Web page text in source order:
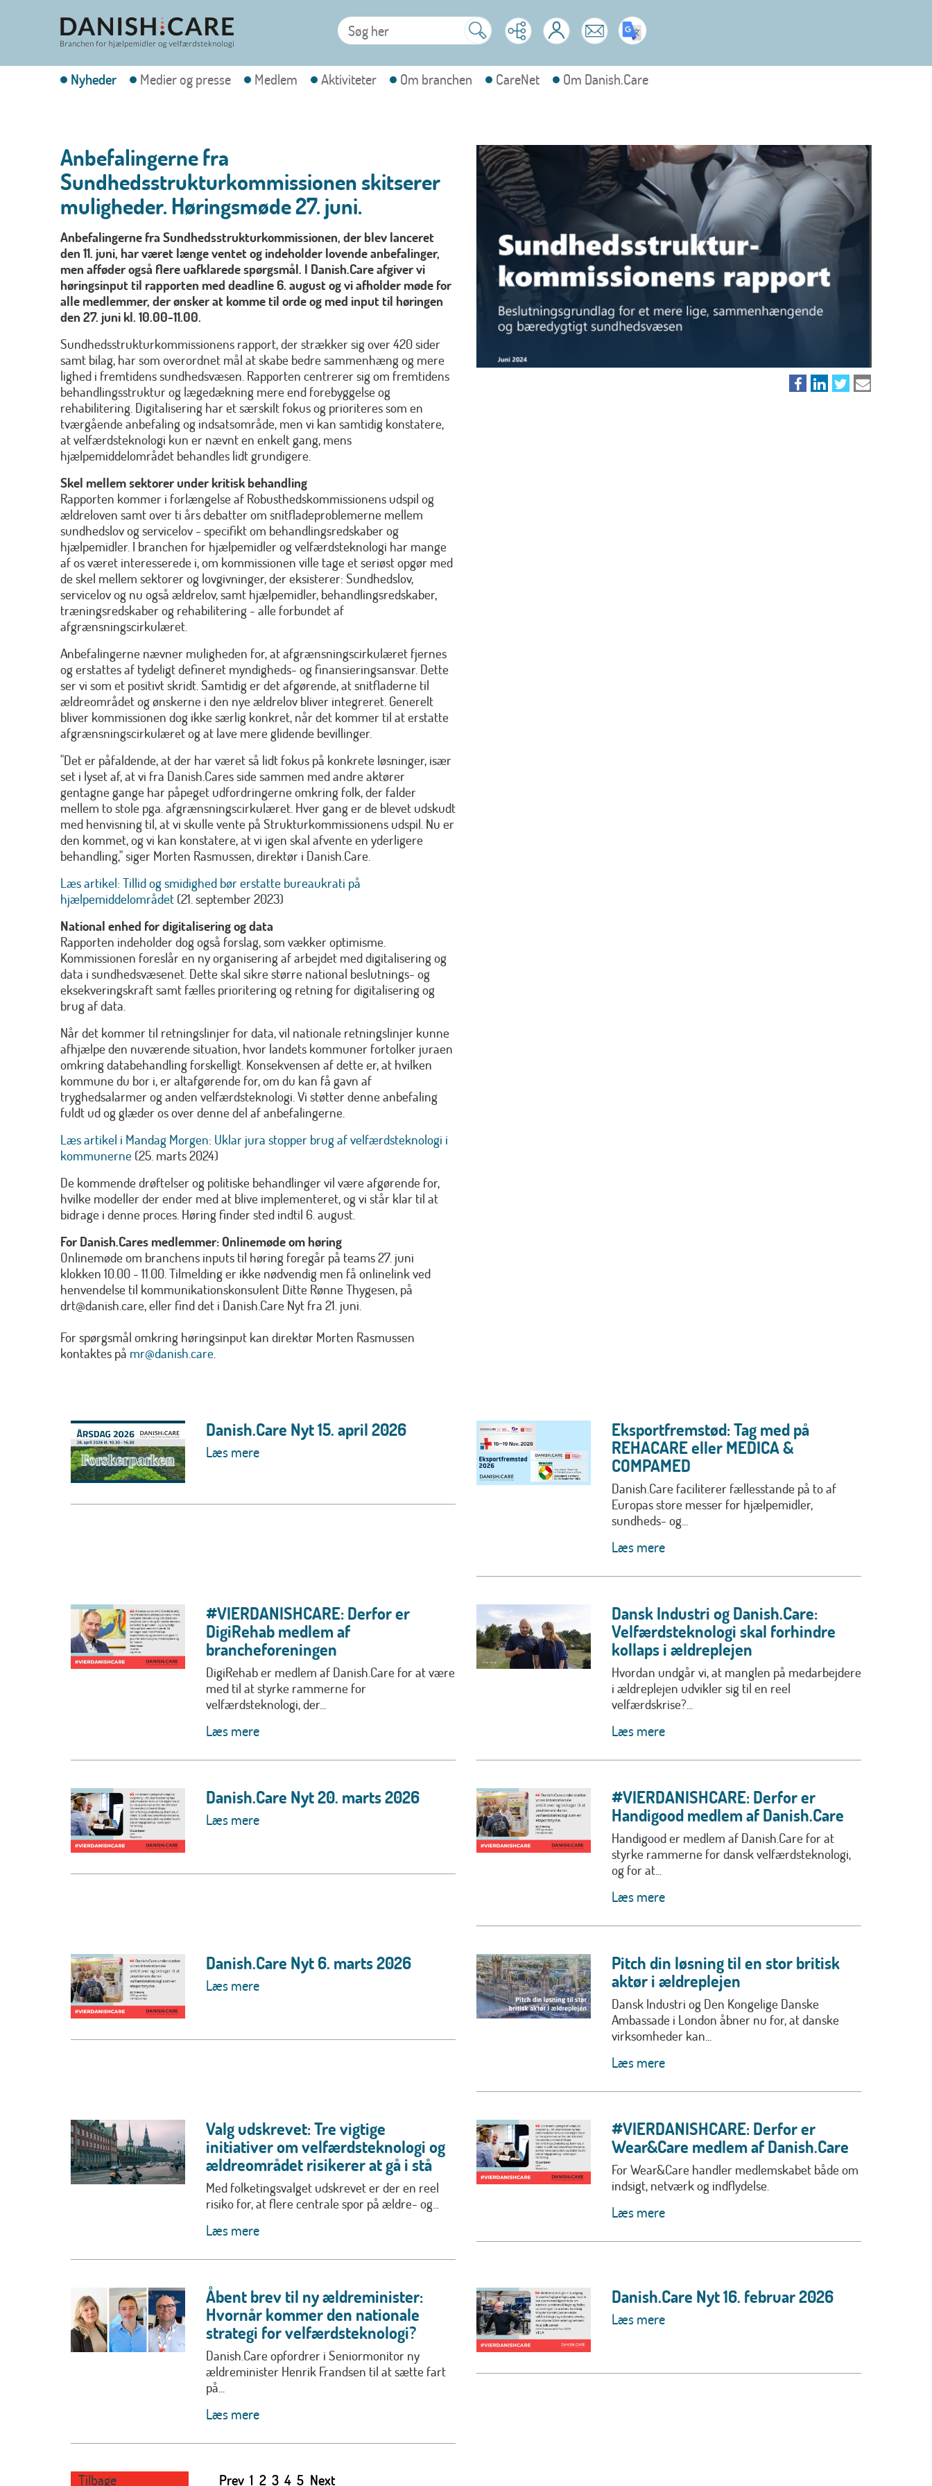
Nyheder Medier og presse Medlem Aktiviteter Om branchen CareNet Om Danish.Care
Anbefalingerne fra
Sundhedsstrukturkommissionen skitserer
muligheder. Høringsmøde 27. juni.
Anbefalingerne fra Sundhedsstrukturkommissionen, der blev lanceret
den 11. juni, har været længe ventet og indeholder lovende anbefalinger,
men afføder også flere uafklarede spørgsmål. I Danish.Care afgiver vi
høringsinput til rapporten med deadline 6. august og vi afholder møde for
alle medlemmer, der ønsker at komme til orde og med input til høringen
den 27. juni kl. 10.00-11.00.
Sundhedsstrukturkommissionens rapport, der strækker sig over 420 sider
samt bilag, har som overordnet mål at skabe bedre sammenhæng og mere
lighed i fremtidens sundhedsvæsen. Rapporten centrerer sig om fremtidens
behandlingsstruktur og lægedækning mere end forebyggelse og
rehabilitering. Digitalisering har et særskilt fokus og prioriteres som en
tværgående anbefaling og indsatsområde, men vi kan samtidig konstatere,
at velfærdsteknologi kun er nævnt en enkelt gang, mens
hjælpemiddelområdet behandles lidt grundigere.
Skel mellem sektorer under kritisk behandling
Rapporten kommer i forlængelse af Robusthedskommissionens udspil og
ældreloven samt over ti års debatter om snitfladeproblemerne mellem
sundhedslov og servicelov - specifikt om behandlingsredskaber og
hjælpemidler. I branchen for hjælpemidler og velfærdsteknologi har mange
af os været interesserede i, om kommissionen ville tage et seriøst opgør med
de skel mellem sektorer og lovgivninger, der eksisterer: Sundhedslov,
servicelov og nu også ældrelov, samt hjælpemidler, behandlingsredskaber,
træningsredskaber og rehabilitering - alle forbundet af
afgrænsningscirkulæret.
Anbefalingerne nævner muligheden for, at afgrænsningscirkulæret fjernes
og erstattes af tydeligt defineret myndigheds- og finansieringsansvar. Dette
ser vi som et positivt skridt. Samtidig er det afgørende, at snitfladerne til
ældreområdet og ønskerne i den nye ældrelov bliver integreret. Generelt
bliver kommissionen dog ikke særlig konkret, når det kommer til at erstatte
afgrænsningscirkulæret og at lave mere glidende bevillinger.
"Det er påfaldende, at der har været så lidt fokus på konkrete løsninger, især
set i lyset af, at vi fra Danish.Cares side sammen med andre aktører
gentagne gange har påpeget udfordringerne omkring folk, der falder
mellem to stole pga. afgrænsningscirkulæret. Hver gang er de blevet udskudt
med henvisning til, at vi skulle vente på Strukturkommissionens udspil. Nu er
den kommet, og vi kan konstatere, at vi igen skal afvente en yderligere
behandling," siger Morten Rasmussen, direktør i Danish.Care.
Læs artikel: Tillid og smidighed bør erstatte bureaukrati på
hjælpemiddelområdet (21. september 2023)
National enhed for digitalisering og data
Rapporten indeholder dog også forslag, som vækker optimisme.
Kommissionen foreslår en ny organisering af arbejdet med digitalisering og
data i sundhedsvæsenet. Dette skal sikre større national beslutnings- og
eksekveringskraft samt fælles prioritering og retning for digitalisering og
brug af data.
Når det kommer til retningslinjer for data, vil nationale retningslinjer kunne
afhjælpe den nuværende situation, hvor landets kommuner fortolker juraen
omkring databehandling forskelligt. Konsekvensen af dette er, at hvilken
kommune du bor i, er altafgørende for, om du kan få gavn af
tryghedsalarmer og anden velfærdsteknologi. Vi støtter denne anbefaling
fuldt ud og glæder os over denne del af anbefalingerne.
Læs artikel i Mandag Morgen: Uklar jura stopper brug af velfærdsteknologi i
kommunerne (25. marts 2024)
De kommende drøftelser og politiske behandlinger vil være afgørende for,
hvilke modeller der ender med at blive implementeret, og vi står klar til at
bidrage i denne proces. Høring finder sted indtil 6. august.
For Danish.Cares medlemmer: Onlinemøde om høring
Onlinemøde om branchens inputs til høring foregår på teams 27. juni
klokken 10.00 - 11.00. Tilmelding er ikke nødvendig men få onlinelink ved
henvendelse til kommunikationskonsulent Ditte Rønne Thygesen, på
drt@danish.care, eller find det i Danish.Care Nyt fra 21. juni.
For spørgsmål omkring høringsinput kan direktør Morten Rasmussen
kontaktes på mr@danish.care.
Danish.Care Nyt 15. april 2026
Læs mere
Eksportfremstød: Tag med på
REHACARE eller MEDICA &
COMPAMED
Danish.Care faciliterer fællesstande på to af
Europas store messer for hjælpemidler,
sundheds- og...
Læs mere
#VIERDANISHCARE: Derfor er
DigiRehab medlem af
brancheforeningen
DigiRehab er medlem af Danish.Care for at være
med til at styrke rammerne for
velfærdsteknologi, der...
Læs mere
Dansk Industri og Danish.Care:
Velfærdsteknologi skal forhindre
kollaps i ældreplejen
Hvordan undgår vi, at manglen på medarbejdere
i ældreplejen udvikler sig til en reel
velfærdskrise?...
Læs mere
Danish.Care Nyt 20. marts 2026
Læs mere
#VIERDANISHCARE: Derfor er
Handigood medlem af Danish.Care
Handigood er medlem af Danish.Care for at
styrke rammerne for dansk velfærdsteknologi,
og for at...
Læs mere
Danish.Care Nyt 6. marts 2026
Læs mere
Pitch din løsning til en stor britisk
aktør i ældreplejen
Dansk Industri og Den Kongelige Danske
Ambassade i London åbner nu for, at danske
virksomheder kan...
Læs mere
Valg udskrevet: Tre vigtige
initiativer om velfærdsteknologi og
ældreområdet risikerer at gå i stå
Med folketingsvalget udskrevet er der en reel
risiko for, at flere centrale spor på ældre- og...
Læs mere
#VIERDANISHCARE: Derfor er
Wear&Care medlem af Danish.Care
For Wear&Care handler medlemskabet både om
indsigt, netværk og indflydelse.
Læs mere
Åbent brev til ny ældreminister:
Hvornår kommer den nationale
strategi for velfærdsteknologi?
Danish.Care opfordrer i Seniormonitor ny
ældreminister Henrik Frandsen til at sætte fart
på...
Læs mere
Danish.Care Nyt 16. februar 2026
Læs mere
Tilbage Prev 1 2 3 4 5 Next